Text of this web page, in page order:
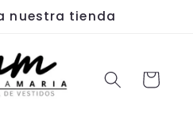
nuestra tienda
Carrito